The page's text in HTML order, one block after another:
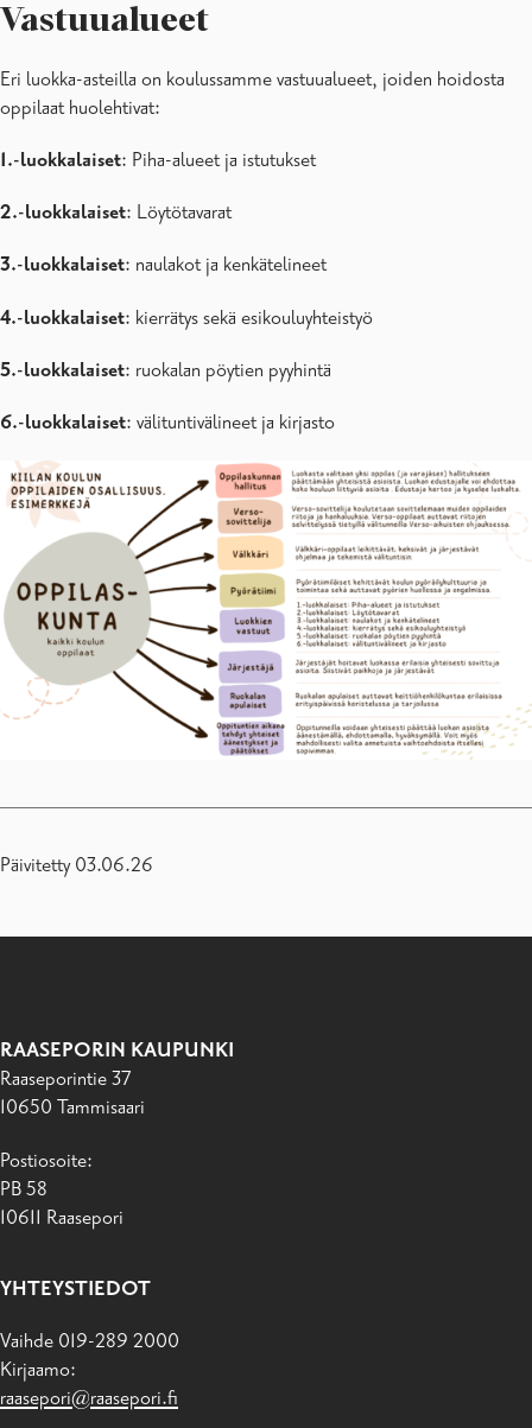
Vastuualueet
Eri luokka-asteilla on koulussamme vastuualueet, joiden hoidosta
oppilaat huolehtivat:
1.-luokkalaiset: Piha-alueet ja istutukset
2.-luokkalaiset: Löytötavarat
3.-luokkalaiset: naulakot ja kenkätelineet
4.-luokkalaiset: kierrätys sekä esikouluyhteistyö
5.-luokkalaiset: ruokalan pöytien pyyhintä
6.-luokkalaiset: välituntivälineet ja kirjasto
Päivitetty 03.06.26
RAASEPORIN KAUPUNKI
Raaseporintie 37
10650 Tammisaari
Postiosoite:
PB 58
10611 Raasepori
YHTEYSTIEDOT
Vaihde 019-289 2000
Kirjaamo:
raasepori@raasepori.fi